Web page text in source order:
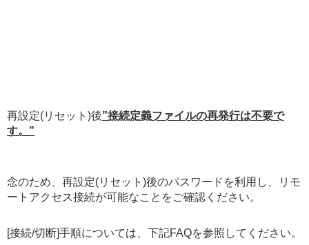
再設定(リセット)後”接続定義ファイルの再発行は不要で
す。”
念のため、再設定(リセット)後のパスワードを利用し、リモ
ートアクセス接続が可能なことをご確認ください。
[接続/切断]手順については、下記FAQを参照してください。